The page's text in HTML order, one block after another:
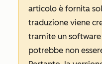
articolo è fornita
traduzione viene
tramite un
potrebbe non